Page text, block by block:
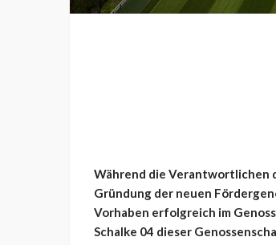
Während die Verantwortlichen
Gründung der neuen
Vorhaben erfolgreich im
Schalke 04 dieser